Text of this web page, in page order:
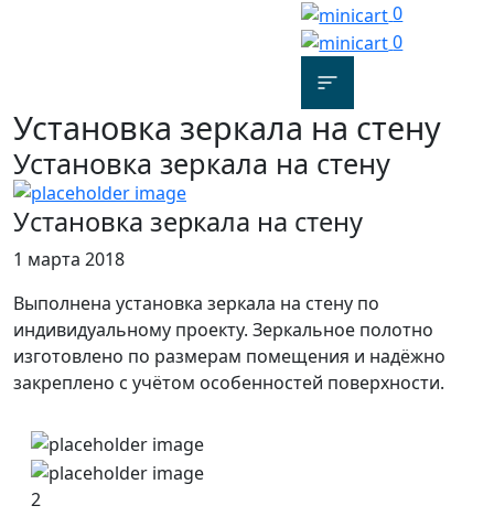
0
0
Установка зеркала на стену
Установка зеркала на стену
Установка зеркала на стену
1 марта 2018
Выполнена установка зеркала на стену по
индивидуальному проекту. Зеркальное полотно
изготовлено по размерам помещения и надёжно
закреплено с учётом особенностей поверхности.
2